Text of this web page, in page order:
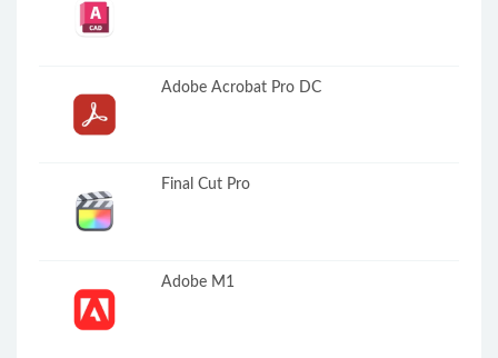
Adobe Acrobat Pro DC
Final Cut Pro
Adobe M1